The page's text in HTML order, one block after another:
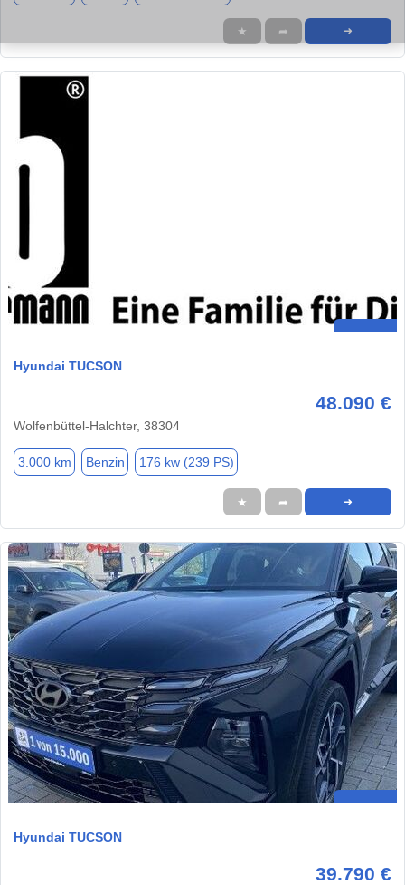
★ ➦ ➜
Hyundai TUCSON
48.090 €
Wolfenbüttel-Halchter, 38304
3.000 km Benzin 176 kw (239 PS)
★ ➦ ➜
Hyundai TUCSON
39.790 €